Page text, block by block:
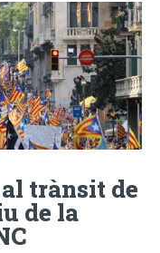
trànsit de
de la